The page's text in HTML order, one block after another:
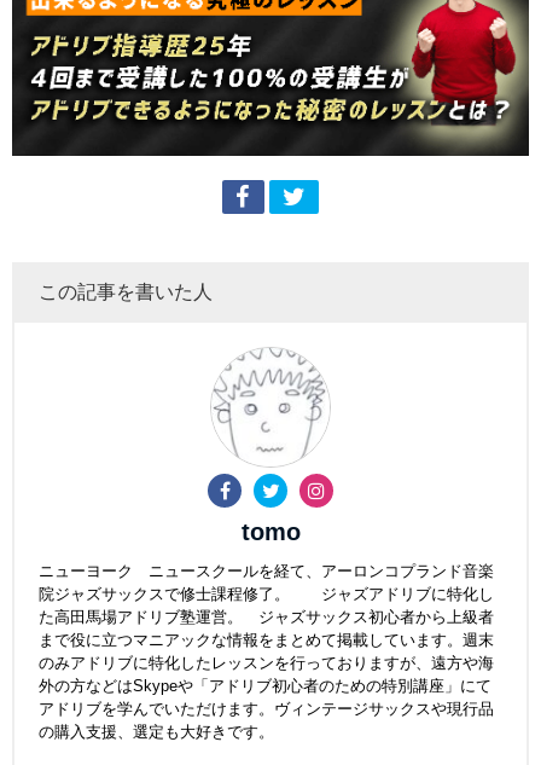
この記事を書いた人
tomo
ニューヨーク ニュースクールを経て、アーロンコプランド音楽
院ジャズサックスで修士課程修了。 ジャズアドリブに特化し
た高田馬場アドリブ塾運営。 ジャズサックス初心者から上級者
まで役に立つマニアックな情報をまとめて掲載しています。週末
のみアドリブに特化したレッスンを行っておりますが、遠方や海
外の方などはSkypeや「アドリブ初心者のための特別講座」にて
アドリブを学んでいただけます。ヴィンテージサックスや現行品
の購入支援、選定も大好きです。